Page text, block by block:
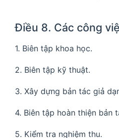
Điều 8. Các công
1. Biên tập khoa học.
2. Biên tập kỹ thuật.
3. Xây dựng bản tác giả
4. Biên tập hoàn thiện bản
5. Kiểm tra nghiệm thu.